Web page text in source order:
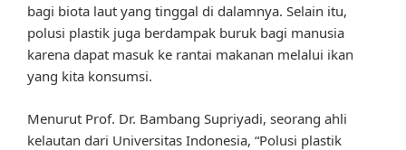
bagi biota laut yang tinggal di dalamnya. Selain itu,
polusi plastik juga berdampak buruk bagi manusia
karena dapat masuk ke rantai makanan melalui ikan
yang kita konsumsi.
Menurut Prof. Dr. Bambang Supriyadi, seorang ahli
kelautan dari Universitas Indonesia, “Polusi plastik